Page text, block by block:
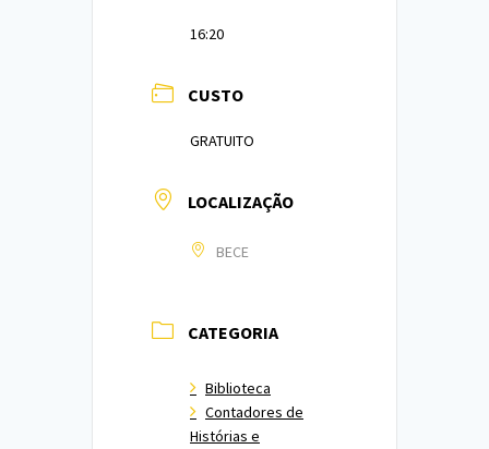
16:20
CUSTO
GRATUITO
LOCALIZAÇÃO
BECE
CATEGORIA
Biblioteca
Contadores de
Histórias e